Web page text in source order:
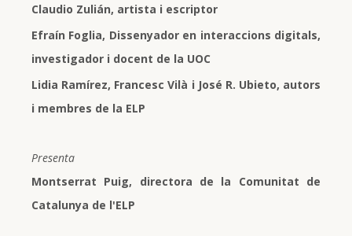
Claudio Zulián, artista i escriptor
Efraín Foglia, Dissenyador en interaccions digitals,
investigador i docent de la UOC
Lidia Ramírez, Francesc Vilà i José R. Ubieto, autors
i membres de la ELP
Presenta
Montserrat Puig, directora de la Comunitat de
Catalunya de l'ELP